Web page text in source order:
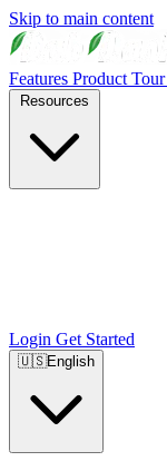
Skip to main content
Features Product Tour
Login Get Started
🇺🇸English